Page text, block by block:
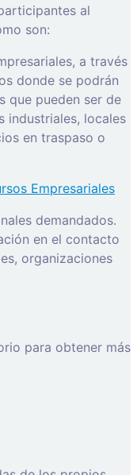
al
son:
a través
donde se podrán
que pueden ser de
industriales, locales
en traspaso o
Empresariales
demandados.
en el contacto
organizaciones
para obtener más